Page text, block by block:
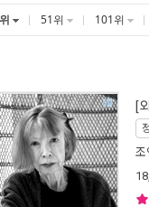
51위 101위
[
조